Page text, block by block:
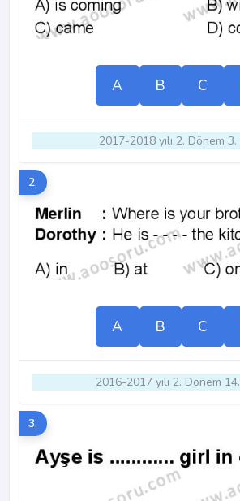
A B C
2017-2018 yılı 2. Dönem
2.
A B C
2016-2017 yılı 2. Dönem
3.